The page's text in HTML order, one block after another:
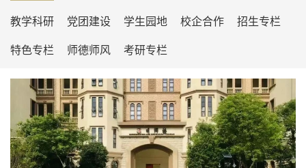
教学科研 党团建设 学生园地 校企合作 招生专栏
特色专栏 师德师风 考研专栏